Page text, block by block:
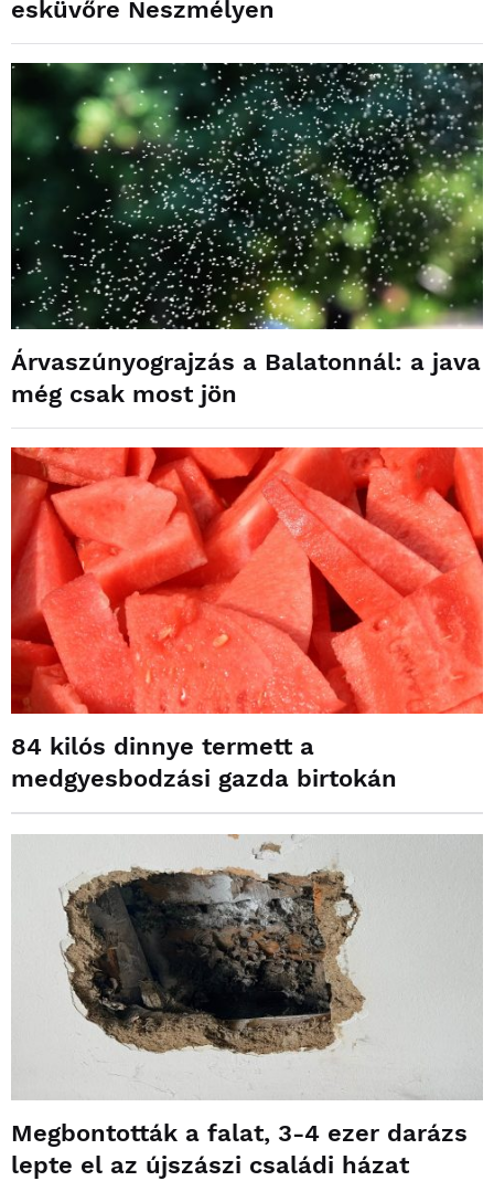
esküvőre Neszmélyen
Árvaszúnyograjzás a Balatonnál: a java
még csak most jön
84 kilós dinnye termett a
medgyesbodzási gazda birtokán
Megbontották a falat, 3-4 ezer darázs
lepte el az újszászi családi házat